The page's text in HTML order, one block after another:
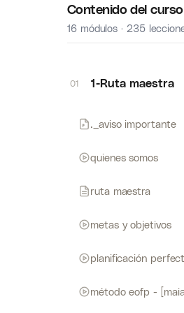
Contenido del curso
16 módulos · 235
01 1-Ruta maestra
._aviso importante
quienes somos
ruta maestra
metas y objetivos
planificación
método eofp -